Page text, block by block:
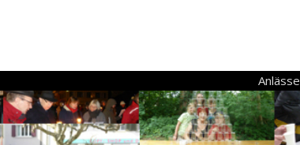
Anlässe